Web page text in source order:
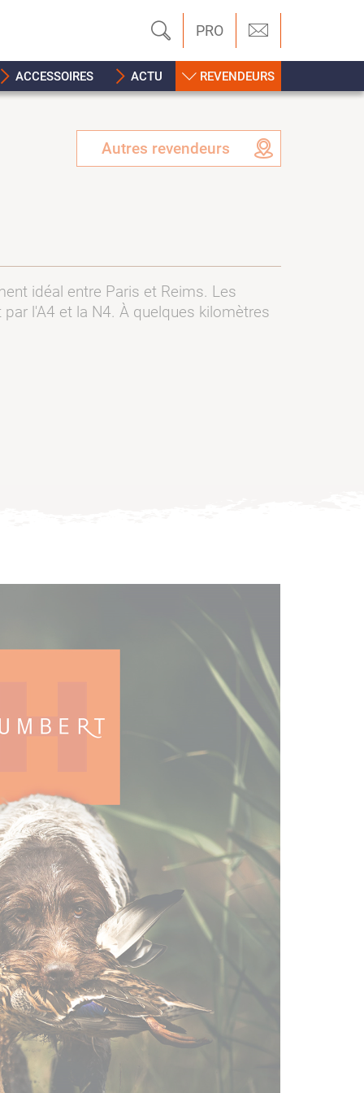
PRO
ACCESSOIRES ACTU REVENDEURS
Autres revendeurs
idéal entre Paris et Reims. Les
l'A4 et la N4. À quelques kilomètres